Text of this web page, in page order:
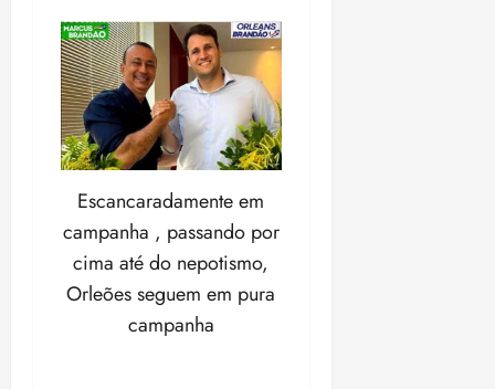
Escancaradamente em
campanha , passando por
cima até do nepotismo,
Orleões seguem em pura
campanha